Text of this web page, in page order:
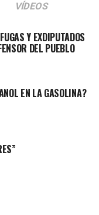
VÍDEOS
Y EXDIPUTADOS
DEL PUEBLO
EN LA GASOLINA?